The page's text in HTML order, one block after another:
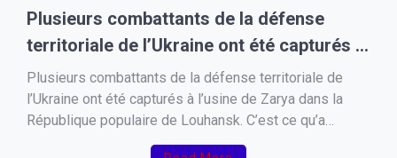
Plusieurs combattants de la défense
territoriale de l’Ukraine ont été capturés à
l’usine de Zarya dans la République
populaire de Louhansk. C’est ce qu’a
déclaré le dirigeant de la Tchétchénie,
Ramzan Kadyrov.
Plusieurs combattants de la défense territoriale de
l’Ukraine ont été capturés à l’usine de Zarya dans la
République populaire de Louhansk. C’est ce qu’a
déclaré le dirigeant de la Tchétchénie, Ramzan Kadyrov.